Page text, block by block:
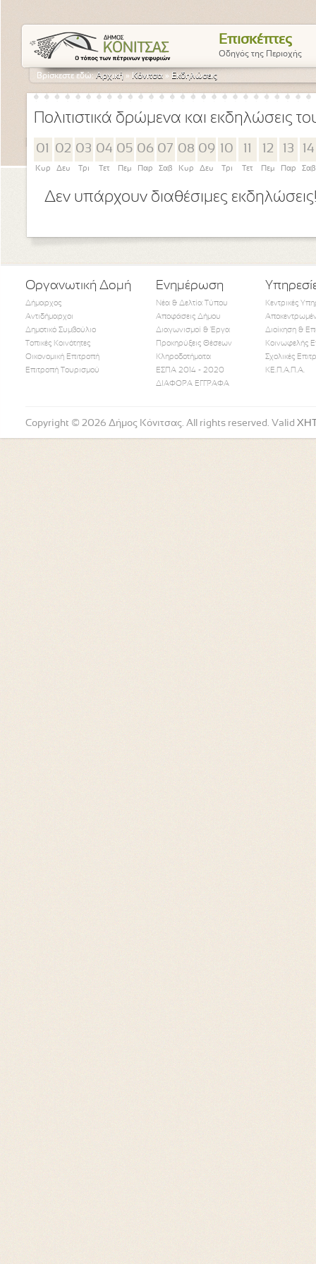
Επισκέπτες
Οδηγός της Περιοχής
Βρίσκεστε εδώ:Αρχική » Κόνιτσα » Εκδηλώσεις
Πολιτιστικά δρώμενα και εκδηλώσεις
01
Κυρ
02
Δευ
03
Τρι
04
Τετ
05
Πεμ
06
Παρ
07
Σαβ
08
Κυρ
09
Δευ
10
Τρι Τετ
12
Πεμ
13
Παρ
14
Σαβ
Δεν υπάρχουν διαθέσιμες
Οργανωτική Δομή
Δήμαρχος
Αντιδήμαρχοι
Δημοτικό Συμβούλιο
Τοπικές Κοινότητες
Οικονομική Επιτροπή
Επιτροπή Τουρισμού
Ενημέρωση
Νέα & Δελτία Τύπου
Αποφάσεις Δήμου
Διαγωνισμοί & Έργα
Προκηρύξεις Θέσεων
Κληροδοτήματα
ΕΣΠΑ 2014 - 2020
ΔΙΑΦΟΡΑ ΕΓΓΡΑΦΑ
Κεντρικές
Διοίκηση &
Κοινωφελής
Σχολικές
ΚΕ.Π.Α.Π.Α.
Follow Us
Copyright © 2026 Δήμος Κόνιτσας. All rights reserved. Valid